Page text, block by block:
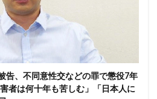
告、不同意性交などの罪で懲役7年
者は何十年も苦しむ」「日本人に